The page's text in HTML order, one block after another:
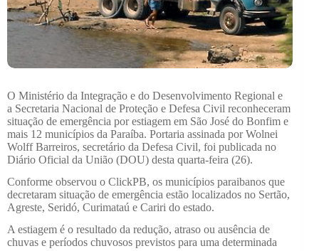
O Ministério da Integração e do Desenvolvimento Regional e
a Secretaria Nacional de Proteção e Defesa Civil reconheceram
situação de emergência por estiagem em São José do Bonfim e
mais 12 municípios da Paraíba. Portaria assinada por Wolnei
Wolff Barreiros, secretário da Defesa Civil, foi publicada no
Diário Oficial da União (DOU) desta quarta-feira (26).
Conforme observou o ClickPB, os municípios paraibanos que
decretaram situação de emergência estão localizados no Sertão,
Agreste, Seridó, Curimataú e Cariri do estado.
A estiagem é o resultado da redução, atraso ou ausência de
chuvas e períodos chuvosos previstos para uma determinada